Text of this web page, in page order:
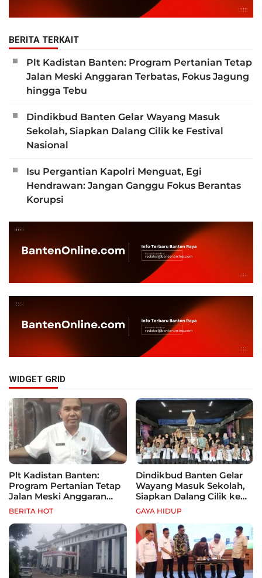
BERITA TERKAIT
Plt Kadistan Banten: Program Pertanian Tetap
Jalan Meski Anggaran Terbatas, Fokus Jagung
hingga Tebu
Dindikbud Banten Gelar Wayang Masuk
Sekolah, Siapkan Dalang Cilik ke Festival
Nasional
Isu Pergantian Kapolri Menguat, Egi
Hendrawan: Jangan Ganggu Fokus Berantas
Korupsi
WIDGET GRID
Plt Kadistan Banten:
Program Pertanian Tetap
Jalan Meski Anggaran
Terbatas, Fokus Jagung
hingga Tebu
BERITA HOT
Dindikbud Banten Gelar
Wayang Masuk Sekolah,
Siapkan Dalang Cilik ke
Festival Nasional
GAYA HIDUP